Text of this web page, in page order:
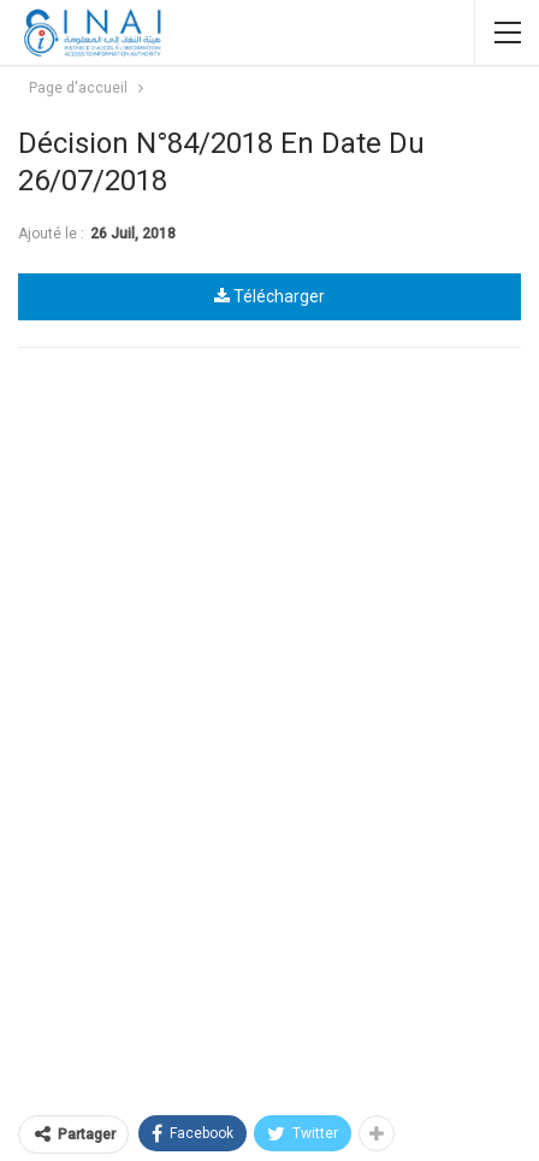
Page d'accueil
Décision N°84/2018 En Date Du
26/07/2018
Ajouté le : 26 Juil, 2018
Télécharger
Partager Facebook Twitter